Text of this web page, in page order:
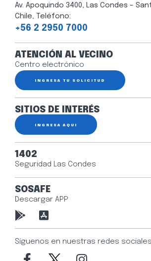
Av. Apoquindo 3400, Las Condes –
Chile, Teléfono:
+56 2 2950 7000
ATENCIÓN AL VECINO
Centro electrónico
INGRESA TU SOLICITUD
SITIOS DE INTERÉS
INGRESA AQUÍ
1402
Seguridad Las Condes
SOSAFE
Descargar APP
Síguenos en nuestras redes sociales